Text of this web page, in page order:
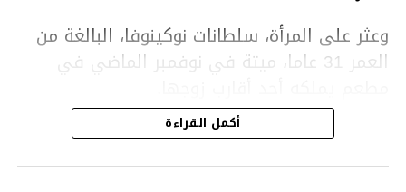
وعثر على المرأة، سلطانات نوكينوفا، البالغة من
العمر 31 عاما، ميتة في نوفمبر الماضي في
ووفقا لتقرير الطبيب الشرعي، توفيت نوكينوفا
متأثرة بصدمة في الدماغ، وكانت إحدى عظام
أنفها مكسورة وكانت هناك كدمات متعددة على
أكمل القراءة